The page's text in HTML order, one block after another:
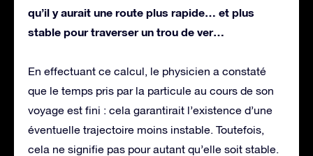
qu’il y aurait une route plus rapide… et plus
stable pour traverser un trou de ver…
En effectuant ce calcul, le physicien a constaté
que le temps pris par la particule au cours de son
voyage est fini : cela garantirait l’existence d’une
éventuelle trajectoire moins instable. Toutefois,
cela ne signifie pas pour autant qu’elle soit stable.